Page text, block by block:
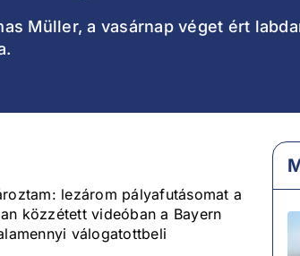
Müller, a vasárnap véget ért
lezárom pályafutásomat a
közzétett videóban a Bayern
válogatottbeli